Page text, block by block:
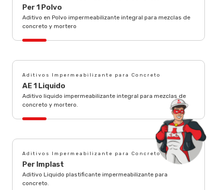
Per 1 Polvo
Aditivo en Polvo impermeabilizante integral para mezclas de
concreto y mortero
Aditivos Impermeabilizante para Concreto
AE 1 Liquido
Aditivo liquido impermeabilizante integral para mezclas de
concreto y mortero.
Aditivos Impermeabilizante para Concreto
Per Implast
Aditivo Liquido plastificante impermeabilizante para
concreto.